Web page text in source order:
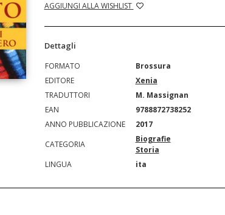
AGGIUNGI ALLA WISHLIST
Dettagli
FORMATO
Brossura
EDITORE
Xenia
TRADUTTORI
M. Massignan
EAN
9788872738252
ANNO PUBBLICAZIONE
2017
CATEGORIA
Biografie
Storia
LINGUA
ita